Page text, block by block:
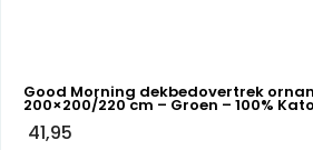
Good Morning dekbedovertrek
200×200/220 cm – Groen – 100%
41,95